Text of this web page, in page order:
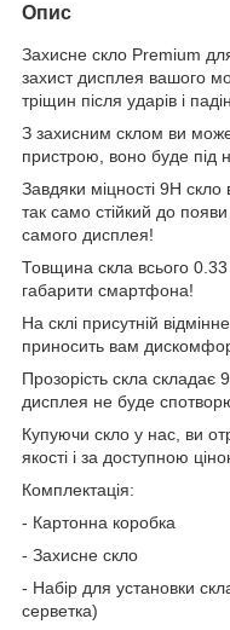
Опис
Захисне скло Premium
захист дисплея вашого
тріщин після ударів і
З захисним склом ви
пристрою, воно буде під
Завдяки міцності 9Н
так само стійкий до
самого дисплея!
Товщина скла всього
габарити смартфона!
На склі присутній
приносить вам
Прозорість скла складає
дисплея не буде
Купуючи скло у нас, ви
якості і за доступною
Комплектація:
- Картонна коробка
- Захисне скло
- Набір для установки
серветка)